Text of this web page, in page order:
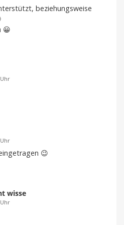
beziehungsweise
😀
😉
wisse